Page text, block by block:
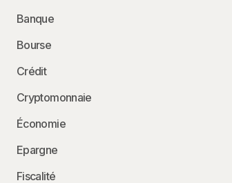
Banque
Bourse
Crédit
Cryptomonnaie
Économie
Epargne
Fiscalité